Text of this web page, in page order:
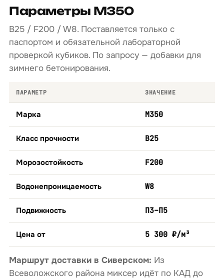
Параметры М350
B25 / F200 / W8. Поставляется только с
паспортом и обязательной лабораторной
проверкой кубиков. По запросу — добавки для
зимнего бетонирования.
ПАРАМЕТР ЗНАЧЕНИЕ
Марка М350
Класс прочности B25
Морозостойкость F200
Водонепроницаемость W8
Подвижность П3–П5
Цена от 5 300 ₽/м³
Маршрут доставки в Сиверском: Из
Всеволожского района миксер идёт по КАД до